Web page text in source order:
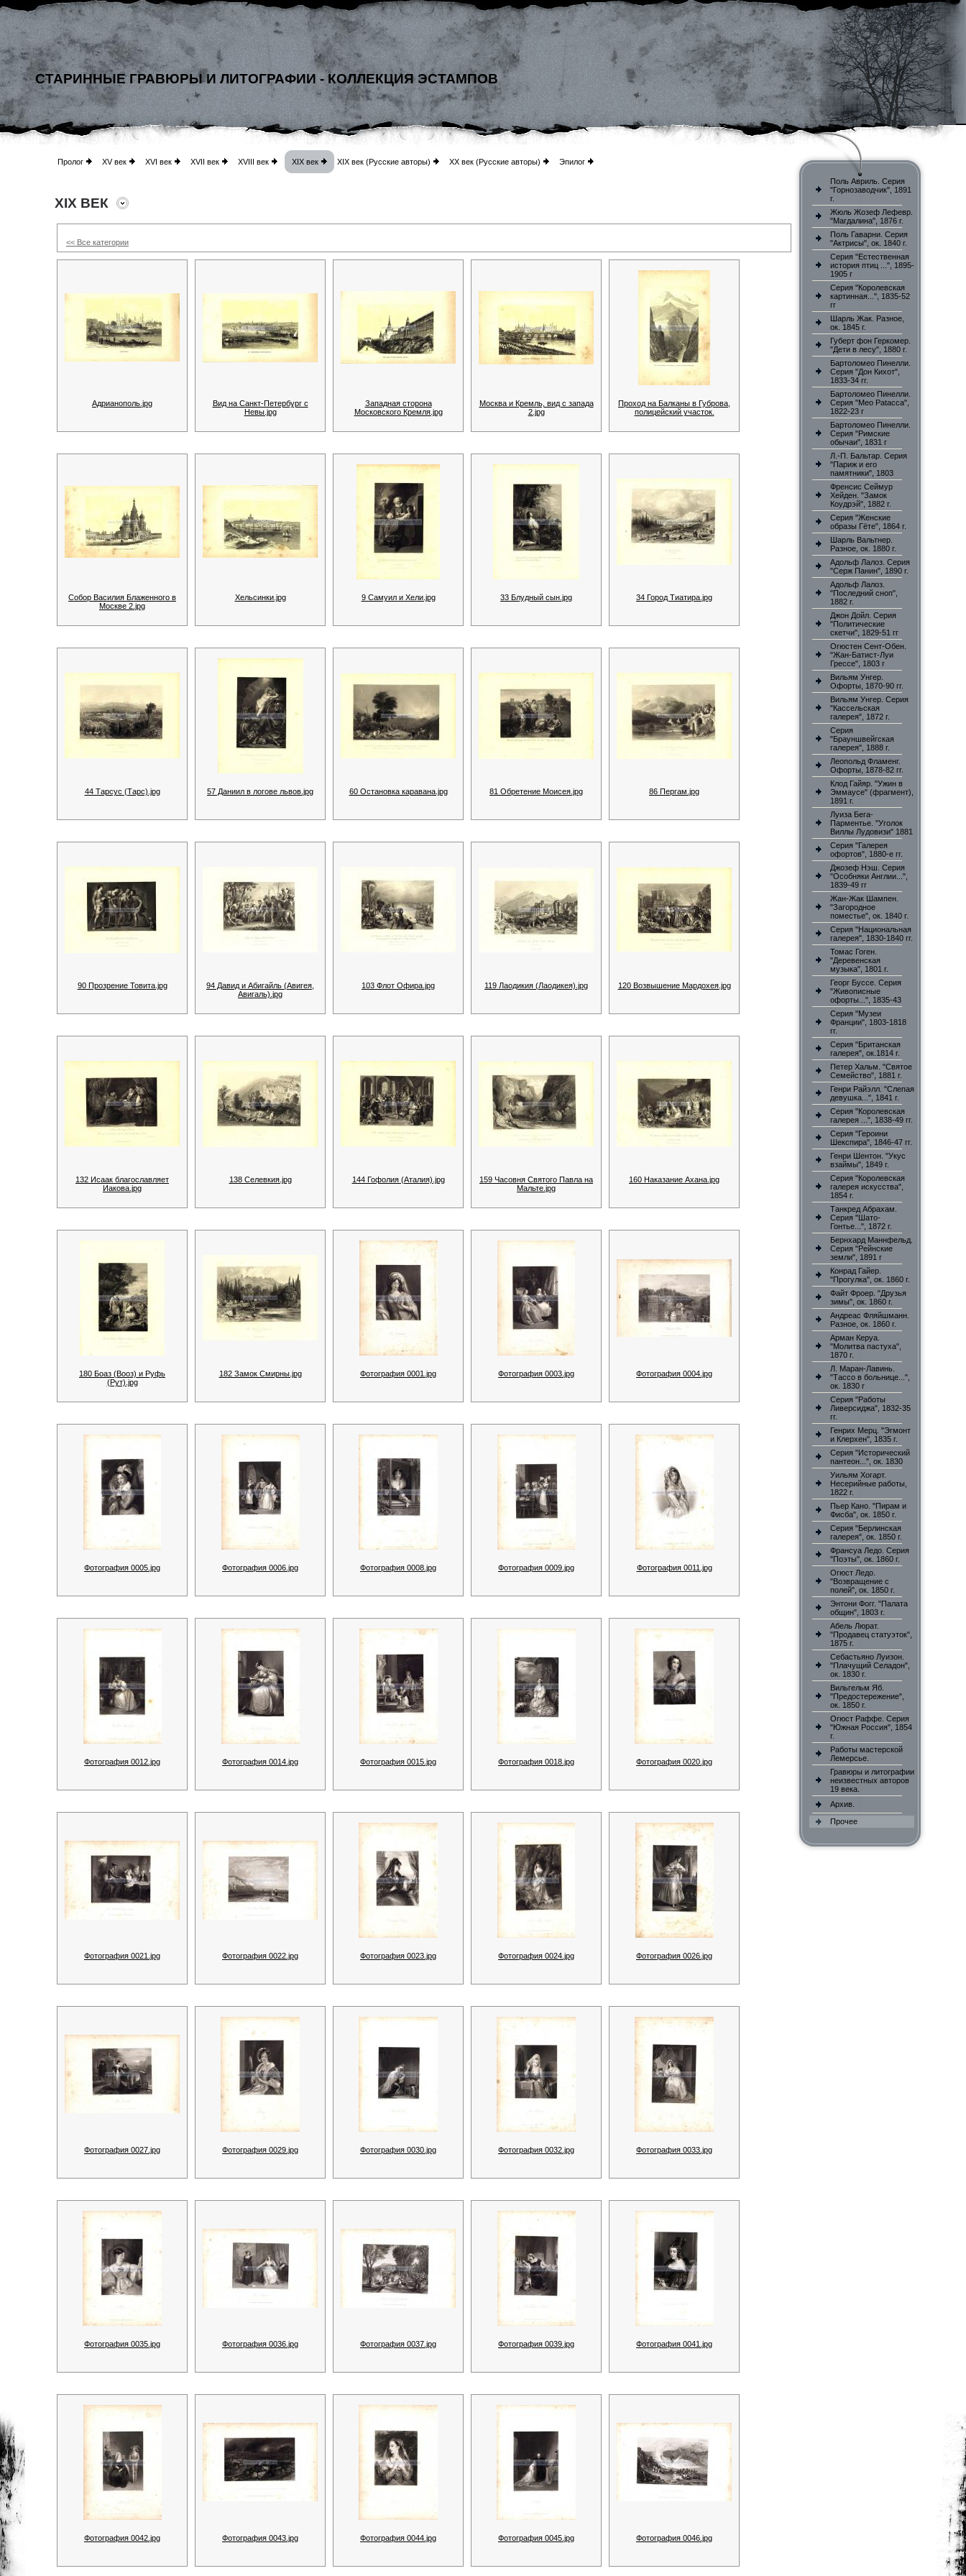
СТАРИННЫЕ ГРАВЮРЫ И ЛИТОГРАФИИ - КОЛЛЕКЦИЯ ЭСТАМПОВ
Пролог XV век XVI век XVII век XVIII век XIX век XIX век (Русские авторы) XX век (Русские авторы) Эпилог
XIX ВЕК
<< Все категории
Адрианополь.jpg
Вид на Санкт-Петербург с
Невы.jpg
Западная сторона
Московского Кремля.jpg
Москва и Кремль, вид с запада
2.jpg
Проход на Балканы в Губрова,
полицейский участок.
Собор Василия Блаженного в
Москве 2.jpg
Хельсинки.jpg 9 Самуил и Хели.jpg 33 Блудный сын.jpg 34 Город Тиатира.jpg
44 Тарсус (Тарс).jpg 57 Даниил в логове львов.jpg 60 Остановка каравана.jpg 81 Обретение Моисея.jpg 86 Пергам.jpg
90 Прозрение Товита.jpg
94 Давид и Абигайль (Авигея,
Авигаль).jpg
103 Флот Офира.jpg 119 Лаодикия (Лаодикея).jpg 120 Возвышение Мардохея.jpg
132 Исаак благославляет
Иакова.jpg
138 Селевкия.jpg 144 Гофолия (Аталия).jpg
159 Часовня Святого Павла на
Мальте.jpg
160 Наказание Ахана.jpg
180 Боаз (Вооз) и Руфь
(Рут).jpg
182 Замок Смирны.jpg Фотография 0001.jpg Фотография 0003.jpg Фотография 0004.jpg
Фотография 0005.jpg Фотография 0006.jpg Фотография 0008.jpg Фотография 0009.jpg Фотография 0011.jpg
Фотография 0012.jpg Фотография 0014.jpg Фотография 0015.jpg Фотография 0018.jpg Фотография 0020.jpg
Фотография 0021.jpg Фотография 0022.jpg Фотография 0023.jpg Фотография 0024.jpg Фотография 0026.jpg
Фотография 0027.jpg Фотография 0029.jpg Фотография 0030.jpg Фотография 0032.jpg Фотография 0033.jpg
Фотография 0035.jpg Фотография 0036.jpg Фотография 0037.jpg Фотография 0039.jpg Фотография 0041.jpg
Фотография 0042.jpg Фотография 0043.jpg Фотография 0044.jpg Фотография 0045.jpg Фотография 0046.jpg
Поль Авриль. Серия
"Горнозаводчик", 1891
г.
Жюль Жозеф Лефевр.
"Магдалина", 1876 г.
Поль Гаварни. Серия
"Актрисы", ок. 1840 г.
Серия "Естественная
история птиц ...", 1895-
1905 г
Серия "Королевская
картинная...", 1835-52
гг
Шарль Жак. Разное,
ок. 1845 г.
Губерт фон Геркомер.
"Дети в лесу", 1880 г.
Бартоломео Пинелли.
Серия "Дон Кихот",
1833-34 гг.
Бартоломео Пинелли.
Серия "Meo Patacca",
1822-23 г
Бартоломео Пинелли.
Серия "Римские
обычаи", 1831 г
Л.-П. Бальтар. Серия
"Париж и его
памятники", 1803
Френсис Сеймур
Хейден. "Замок
Коудрэй", 1882 г.
Серия "Женские
образы Гёте", 1864 г.
Шарль Вальтнер.
Разное, ок. 1880 г.
Адольф Лалоз. Серия
"Серж Панин", 1890 г.
Адольф Лалоз.
"Последний сноп",
1882 г.
Джон Дойл. Серия
"Политические
скетчи", 1829-51 гг
Огюстен Сент-Обен.
"Жан-Батист-Луи
Грессе", 1803 г
Вильям Унгер.
Офорты, 1870-90 гг.
Вильям Унгер. Серия
"Кассельская
галерея", 1872 г.
Серия
"Брауншвейгская
галерея", 1888 г.
Леопольд Фламенг.
Офорты, 1878-82 гг.
Клод Гайяр. "Ужин в
Эммаусе" (фрагмент),
1891 г.
Луиза Бега-
Парментье. "Уголок
Виллы Лудовизи" 1881
Серия "Галерея
офортов", 1880-е гг.
Джозеф Нэш. Серия
"Особняки Англии...",
1839-49 гг
Жан-Жак Шампен.
"Загородное
поместье", ок. 1840 г.
Серия "Национальная
галерея", 1830-1840 гг.
Томас Гоген.
"Деревенская
музыка", 1801 г.
Георг Буссе. Серия
"Живописные
офорты...", 1835-43
Серия "Музеи
Франции", 1803-1818
гг.
Серия "Британская
галерея", ок.1814 г.
Петер Хальм. "Святое
Семейство", 1881 г.
Генри Райэлл. "Слепая
девушка...", 1841 г.
Серия "Королевская
галерея ...", 1838-49 гг.
Серия "Героини
Шекспира", 1846-47 гг.
Генри Шентон. "Укус
взаймы", 1849 г.
Серия "Королевская
галерея искусства",
1854 г.
Танкред Абрахам.
Серия "Шато-
Гонтье...", 1872 г.
Бернхард Маннфельд.
Серия "Рейнские
земли", 1891 г
Конрад Гайер.
"Прогулка", ок. 1860 г.
Файт Фроер. "Друзья
зимы", ок. 1860 г.
Андреас Фляйшманн.
Разное, ок. 1860 г.
Арман Керуа.
"Молитва пастуха",
1870 г.
Л. Маран-Лавинь.
"Тассо в больнице...",
ок. 1830 г
Серия "Работы
Ливерсиджа", 1832-35
гг.
Генрих Мерц. "Эгмонт
и Клерхен", 1835 г.
Серия "Исторический
пантеон...", ок. 1830
Уильям Хогарт.
Несерийные работы,
1822 г.
Пьер Кано. "Пирам и
Фисба", ок. 1850 г.
Серия "Берлинская
галерея", ок. 1850 г.
Франсуа Ледо. Серия
"Поэты", ок. 1860 г.
Огюст Ледо.
"Возвращение с
полей", ок. 1850 г.
Энтони Фогг. "Палата
общин", 1803 г.
Абель Люрат.
"Продавец статуэток",
1875 г.
Себастьяно Луизон.
"Плачущий Селадон",
ок. 1830 г.
Вильгельм Яб.
"Предостережение",
ок. 1850 г.
Огюст Раффе. Серия
"Южная Россия", 1854
г.
Работы мастерской
Лемерсье.
Гравюры и литографии
неизвестных авторов
19 века.
Архив.
Прочее